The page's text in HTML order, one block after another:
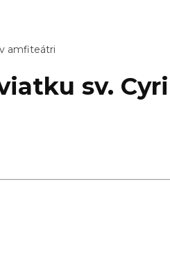
amfiteátri
sv.